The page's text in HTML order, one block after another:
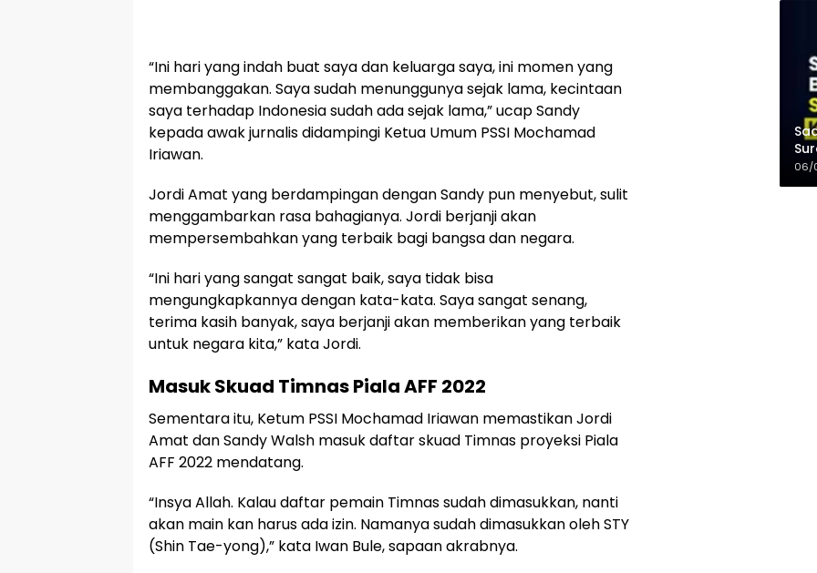
“Ini hari yang indah buat saya dan keluarga saya, ini momen yang
membanggakan. Saya sudah menunggunya sejak lama, kecintaan
saya terhadap Indonesia sudah ada sejak lama,” ucap Sandy
kepada awak jurnalis didampingi Ketua Umum PSSI Mochamad
Iriawan.
Jordi Amat yang berdampingan dengan Sandy pun menyebut, sulit
menggambarkan rasa bahagianya. Jordi berjanji akan
mempersembahkan yang terbaik bagi bangsa dan negara.
“Ini hari yang sangat sangat baik, saya tidak bisa
mengungkapkannya dengan kata-kata. Saya sangat senang,
terima kasih banyak, saya berjanji akan memberikan yang terbaik
untuk negara kita,” kata Jordi.
Masuk Skuad Timnas Piala AFF 2022
Sementara itu, Ketum PSSI Mochamad Iriawan memastikan Jordi
Amat dan Sandy Walsh masuk daftar skuad Timnas proyeksi Piala
AFF 2022 mendatang.
“Insya Allah. Kalau daftar pemain Timnas sudah dimasukkan, nanti
akan main kan harus ada izin. Namanya sudah dimasukkan oleh STY
(Shin Tae-yong),” kata Iwan Bule, sapaan akrabnya.
06/